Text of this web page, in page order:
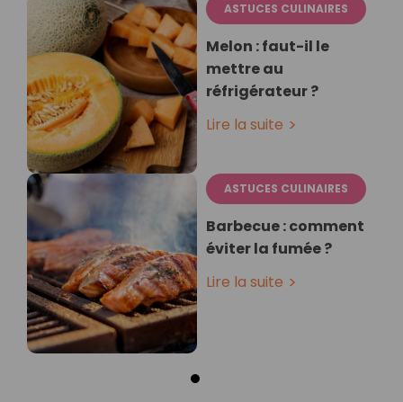
ASTUCES CULINAIRES
Melon : faut-il le
mettre au
réfrigérateur ?
Lire la suite
ASTUCES CULINAIRES
Barbecue : comment
éviter la fumée ?
Lire la suite